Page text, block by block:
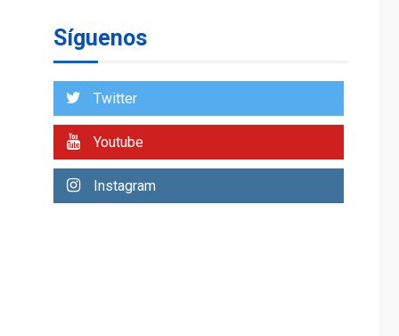
1
POLÍTICA
TITULARES
CNP plantea incluir
Síguenos
Twitter
Youtube
Instagram